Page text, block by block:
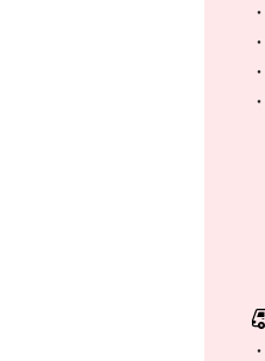
・
・
・
・
・